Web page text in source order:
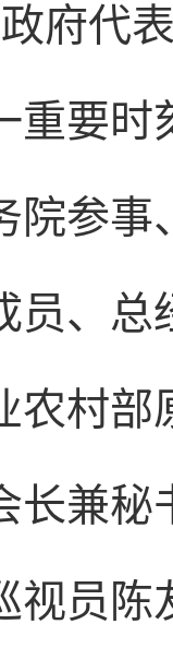
府代
重要
院参事
员、总
农村
长兼秘
视员陈